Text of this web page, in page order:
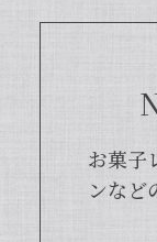
お菓子
ンなど